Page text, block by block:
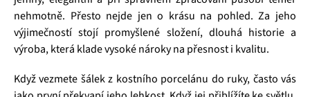
nehmotně. Přesto nejde jen o krásu na pohled. Za jeho
výjimečností stojí promyšlené složení, dlouhá historie a
výroba, která klade vysoké nároky na přesnost i kvalitu.
Když vezmete šálek z kostního porcelánu do ruky, často vás